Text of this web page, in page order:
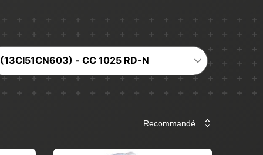
(13CI51CN603) - CC 1025 RD-N